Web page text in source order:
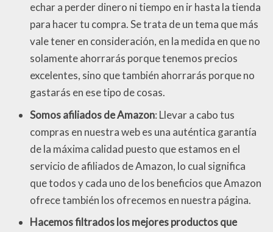
echar a perder dinero ni tiempo en ir hasta la tienda
para hacer tu compra. Se trata de un tema que más
vale tener en consideración, en la medida en que no
solamente ahorrarás porque tenemos precios
excelentes, sino que también ahorrarás porque no
gastarás en ese tipo de cosas.
Somos afiliados de Amazon: Llevar a cabo tus
compras en nuestra web es una auténtica garantía
de la máxima calidad puesto que estamos en el
servicio de afiliados de Amazon, lo cual significa
que todos y cada uno de los beneficios que Amazon
ofrece también los ofrecemos en nuestra página.
Hacemos filtrados los mejores productos que